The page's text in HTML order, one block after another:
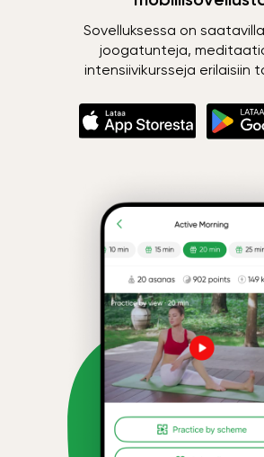
Sovelluksessa on
joogatunteja,
intensiivikursseja erilaisiin